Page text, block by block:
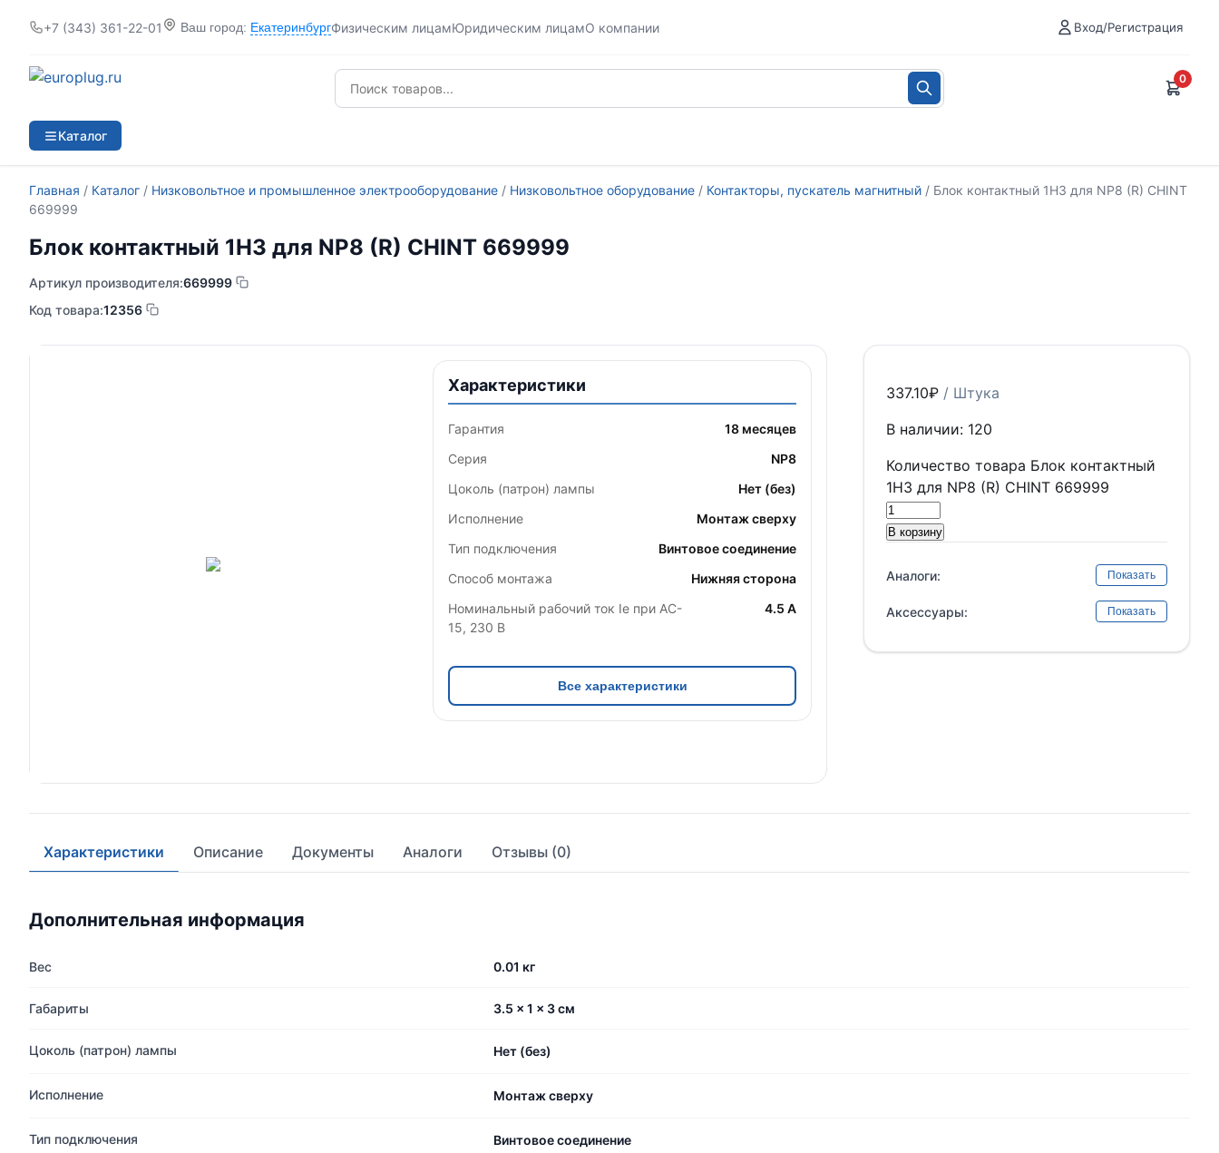
+7 (343) 361-22-01 Ваш город: ЕкатеринбургФизическим лицамЮридическим лицамО компании Вход/Регистрация
0
Каталог
Главная / Каталог / Низковольтное и промышленное электрооборудование / Низковольтное оборудование / Контакторы, пускатель магнитный / Блок контактный 1НЗ для NP8 (R) CHINT
669999
Блок контактный 1НЗ для NP8 (R) CHINT 669999
Артикул производителя:669999
Код товара:12356
Характеристики
Гарантия
18 месяцев
Серия
NP8
Цоколь (патрон) лампы
Нет (без)
Исполнение
Монтаж сверху
Тип подключения
Винтовое соединение
Способ монтажа
Нижняя сторона
Номинальный рабочий ток Ie при AC-
15, 230 В
4.5 А
Все характеристики
337.10₽ / Штука
В наличии: 120
Количество товара Блок контактный
1НЗ для NP8 (R) CHINT 669999
В корзину
Аналоги: Показать
Аксессуары: Показать
Характеристики Описание Документы Аналоги Отзывы (0)
Дополнительная информация
Вес 0.01 кг
Габариты 3.5 × 1 × 3 см
Цоколь (патрон) лампы Нет (без)
Исполнение Монтаж сверху
Тип подключения Винтовое соединение